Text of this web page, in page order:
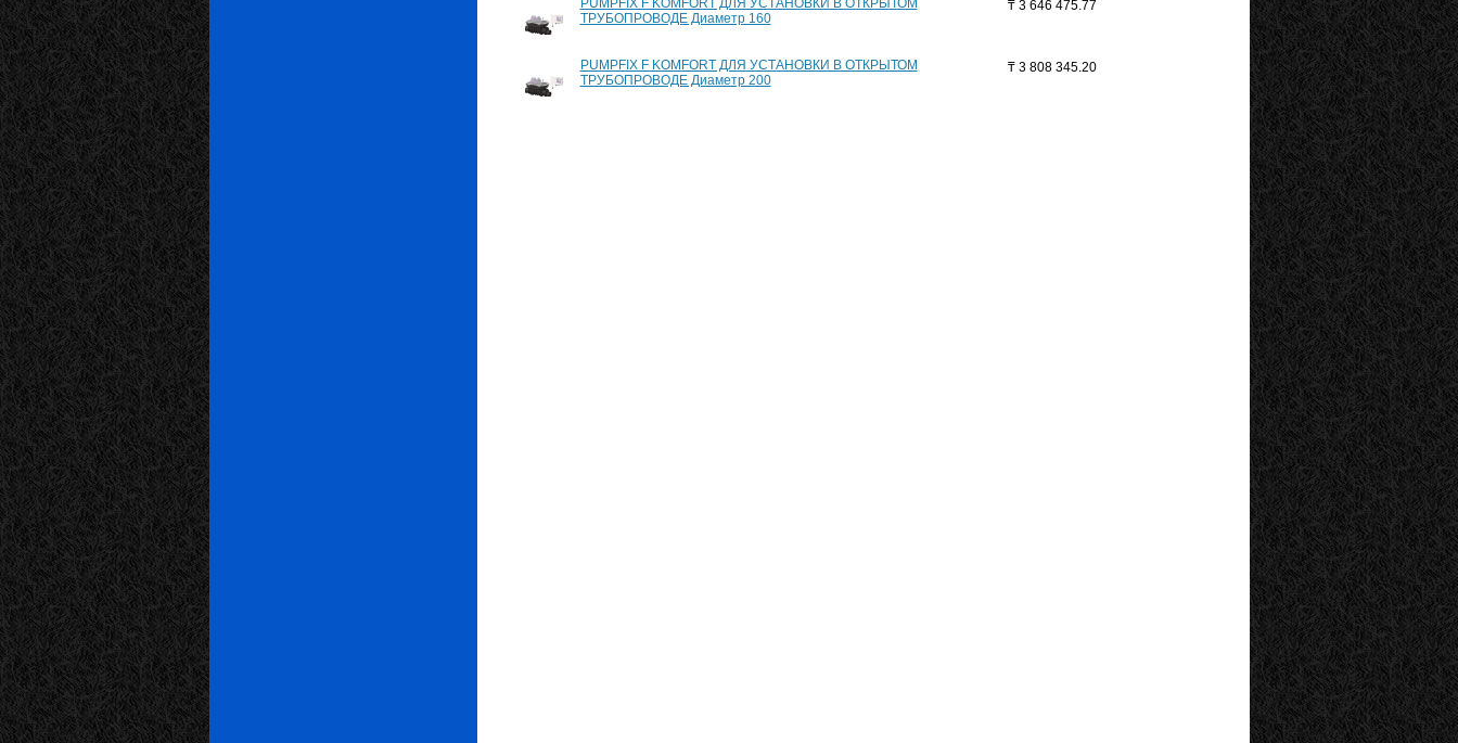
PUMPFIX F KOMFORT ДЛЯ УСТАНОВКИ В ОТКРЫТОМ
ТРУБОПРОВОДЕ Диаметр 160
₸ 3 646 475.77
PUMPFIX F KOMFORT ДЛЯ УСТАНОВКИ В ОТКРЫТОМ
ТРУБОПРОВОДЕ Диаметр 200
₸ 3 808 345.20